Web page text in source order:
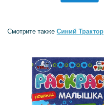
Смотрите также Синий Трактор